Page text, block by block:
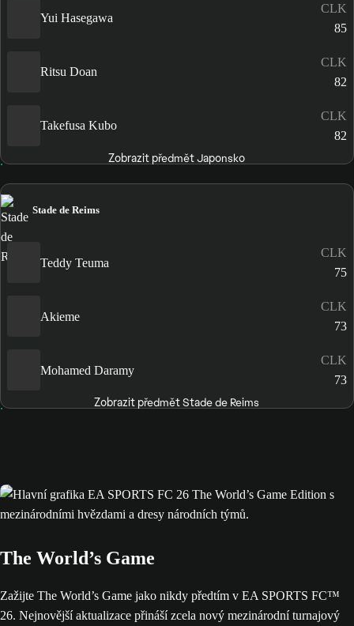
Yui Hasegawa
CLK
85
Ritsu Doan
CLK
82
Takefusa Kubo
CLK
82
Zobrazit předmět Japonsko
Stade de Reims
Teddy Teuma
CLK
75
Akieme
CLK
73
Mohamed Daramy
CLK
73
Zobrazit předmět Stade de Reims
The World’s Game
Zažijte The World’s Game jako nikdy předtím v EA SPORTS FC™
26. Nejnovější aktualizace přináší zcela nový mezinárodní turnajový